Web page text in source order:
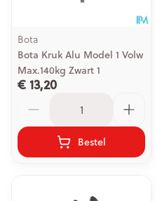
Bota
Bota Kruk Alu Model 1 Volw
Max.140kg Zwart 1
€ 13,20
Bestel